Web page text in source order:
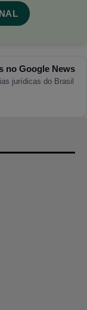
no Google News
jurídicas do Brasil